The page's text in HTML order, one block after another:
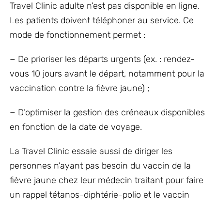
Travel Clinic adulte n’est pas disponible en ligne.
Les patients doivent téléphoner au service. Ce
mode de fonctionnement permet :
− De prioriser les départs urgents (ex. : rendez-
vous 10 jours avant le départ, notamment pour la
vaccination contre la fièvre jaune) ;
− D’optimiser la gestion des créneaux disponibles
en fonction de la date de voyage.
La Travel Clinic essaie aussi de diriger les
personnes n’ayant pas besoin du vaccin de la
fièvre jaune chez leur médecin traitant pour faire
un rappel tétanos-diphtérie-polio et le vaccin